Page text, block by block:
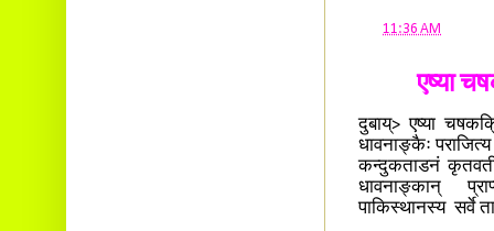
11:36 AM
एष्या
दुबाय्> एष्या
धावनाङ्कैः
कन्दुकताडनं
धावनाङ्कान्
पाकिस्थानस्य सर्वे